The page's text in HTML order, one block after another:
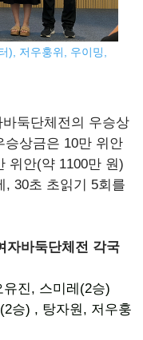
), 저우훙위, 우이밍,
둑단체전의 우승상
승상금은 10만 위안
위안(약 1100만 원)
, 30초 초읽기 5회를
자바둑단체전 각국
진, 스미레(2승)
승) , 탕자원, 저우훙